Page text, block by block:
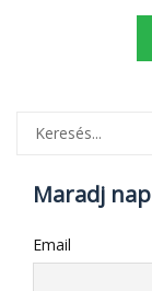
Maradj
Email